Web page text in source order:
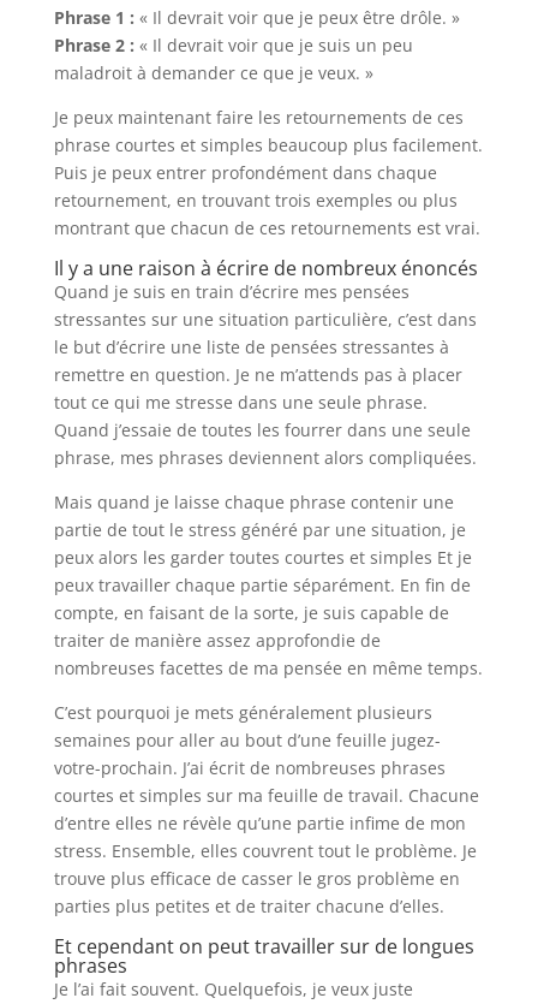
Phrase 1 : « Il devrait voir que je peux être drôle. »
Phrase 2 : « Il devrait voir que je suis un peu
maladroit à demander ce que je veux. »
Je peux maintenant faire les retournements de ces
phrase courtes et simples beaucoup plus facilement.
Puis je peux entrer profondément dans chaque
retournement, en trouvant trois exemples ou plus
montrant que chacun de ces retournements est vrai.
Il y a une raison à écrire de nombreux énoncés
Quand je suis en train d’écrire mes pensées
stressantes sur une situation particulière, c’est dans
le but d’écrire une liste de pensées stressantes à
remettre en question. Je ne m’attends pas à placer
tout ce qui me stresse dans une seule phrase.
Quand j’essaie de toutes les fourrer dans une seule
phrase, mes phrases deviennent alors compliquées.
Mais quand je laisse chaque phrase contenir une
partie de tout le stress généré par une situation, je
peux alors les garder toutes courtes et simples Et je
peux travailler chaque partie séparément. En fin de
compte, en faisant de la sorte, je suis capable de
traiter de manière assez approfondie de
nombreuses facettes de ma pensée en même temps.
C’est pourquoi je mets généralement plusieurs
semaines pour aller au bout d’une feuille jugez-
votre-prochain. J’ai écrit de nombreuses phrases
courtes et simples sur ma feuille de travail. Chacune
d’entre elles ne révèle qu’une partie infime de mon
stress. Ensemble, elles couvrent tout le problème. Je
trouve plus efficace de casser le gros problème en
parties plus petites et de traiter chacune d’elles.
Et cependant on peut travailler sur de longues
phrases
Je l’ai fait souvent. Quelquefois, je veux juste